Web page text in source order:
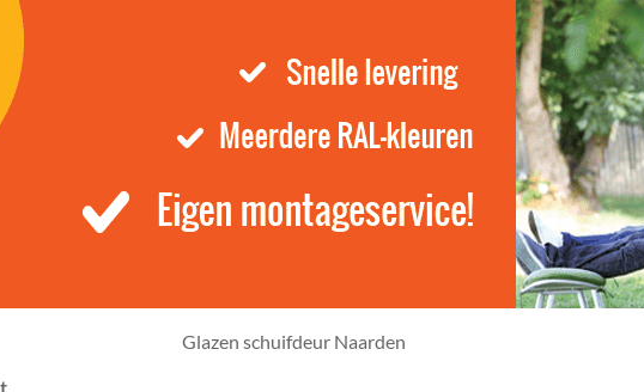
Glazen schuifdeur Naarden